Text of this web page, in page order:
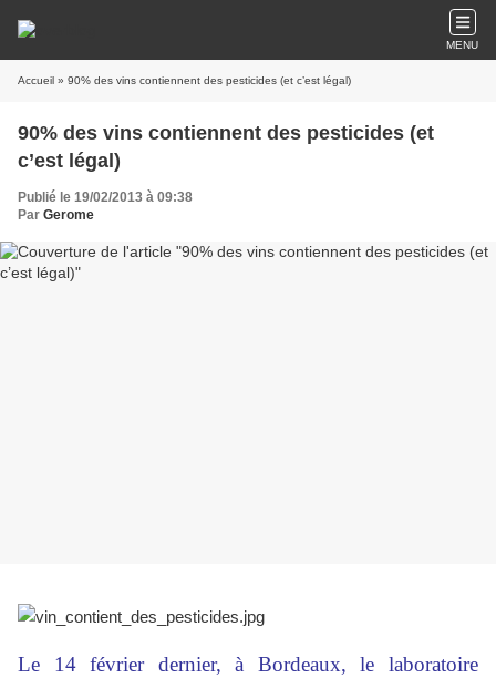
MENU
Accueil » 90% des vins contiennent des pesticides (et c’est légal)
90% des vins contiennent des pesticides (et
c’est légal)
Publié le 19/02/2013 à 09:38
Par Gerome
Le 14 février dernier, à Bordeaux, le laboratoire